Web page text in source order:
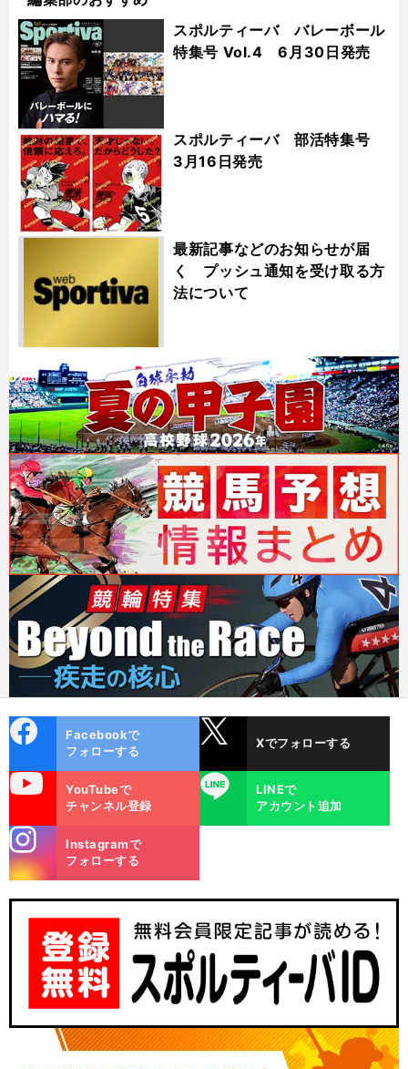
スポルティーバ バレーボール
特集号 Vol.4 6月30日発売
スポルティーバ 部活特集号
3月16日発売
最新記事などのお知らせが届
く プッシュ通知を受け取る方
法について
ok
Facebookで
フォローする
Xでフォローする
YouTubeで
チャンネル登録
LINE
LINEで
アカウント追加
m
Instagramで
フォローする